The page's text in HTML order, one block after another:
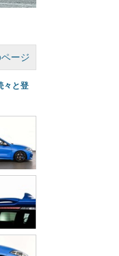
ージ
々と登